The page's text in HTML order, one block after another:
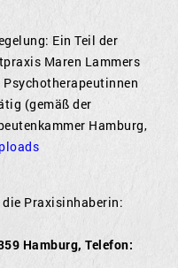
Ein Teil der
Maren Lammers
(gemäß der
Hamburg,
Praxisinhaberin:
Hamburg, Telefon: